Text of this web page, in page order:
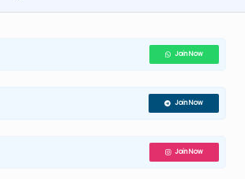
Join Now
Join Now
Join Now